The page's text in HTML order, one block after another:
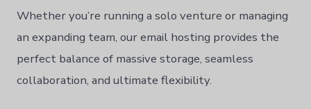
Whether you’re running a solo venture or managing
an expanding team, our email hosting provides the
perfect balance of massive storage, seamless
collaboration, and ultimate flexibility.